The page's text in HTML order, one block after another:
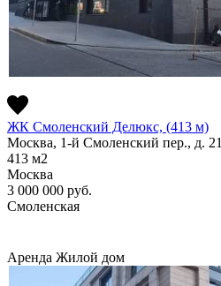
ЖК Смоленский Делюкс, (413 м)
Москва, 1-й Смоленский пер., д. 21
413 м2
Москва
3 000 000 руб.
Смоленская
Аренда Жилой дом